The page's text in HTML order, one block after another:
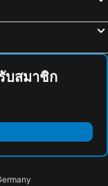
บสมาชิก